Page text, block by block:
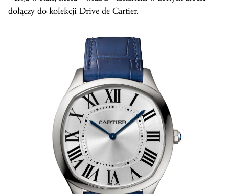
dołączy do kolekcji Drive de Cartier.